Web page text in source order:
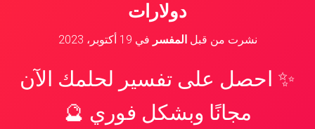
دولارات
نشرت من قبلالمفسر في 19 أكتوبر، 2023
✨ احصل على تفسير لحلمك الآن
مجانًا وبشكل فوري 🔮